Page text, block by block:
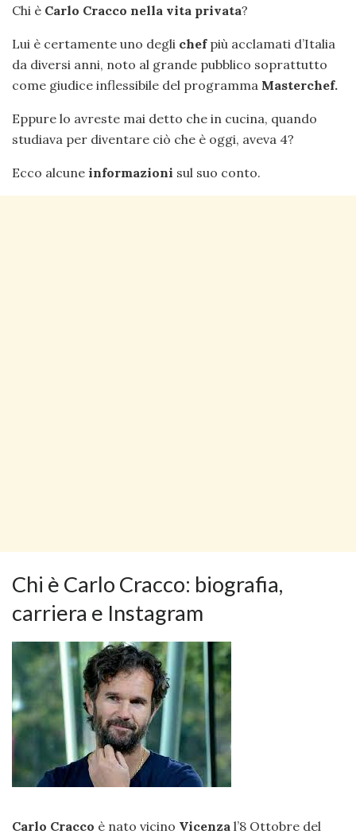
Chi è Carlo Cracco nella vita privata?
Lui è certamente uno degli chefpiù acclamati d’Italia
da diversi anni, noto al grande pubblico soprattutto
come giudice inflessibile del programma Masterchef.
Eppure lo avreste mai detto che in cucina, quando
studiava per diventare ciò che è oggi, aveva 4?
Ecco alcune informazioni sul suo conto.
Chi è Carlo Cracco: biografia,
carriera e Instagram
Carlo Cracco è nato vicino Vicenza l’8 Ottobre del